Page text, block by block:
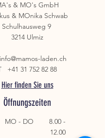
& MO's GmbH
& MOnika Schwab
Schulhausweg 9
3214 Ulmiz
info@mamos-laden.ch
+41 31 752 82 88
Hier finden Sie uns
Öffnungszeiten
MO - DO 8.00 -
12.00